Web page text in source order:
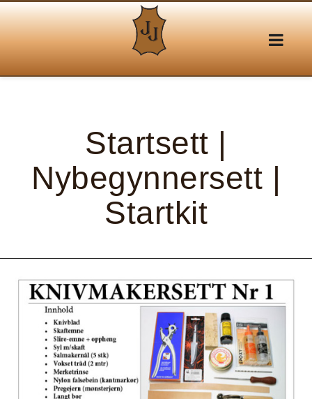
Startsett |
Nybegynnersett |
Startkit